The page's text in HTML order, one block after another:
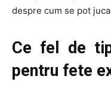
despre cum se pot
Ce fel de
pentru fete